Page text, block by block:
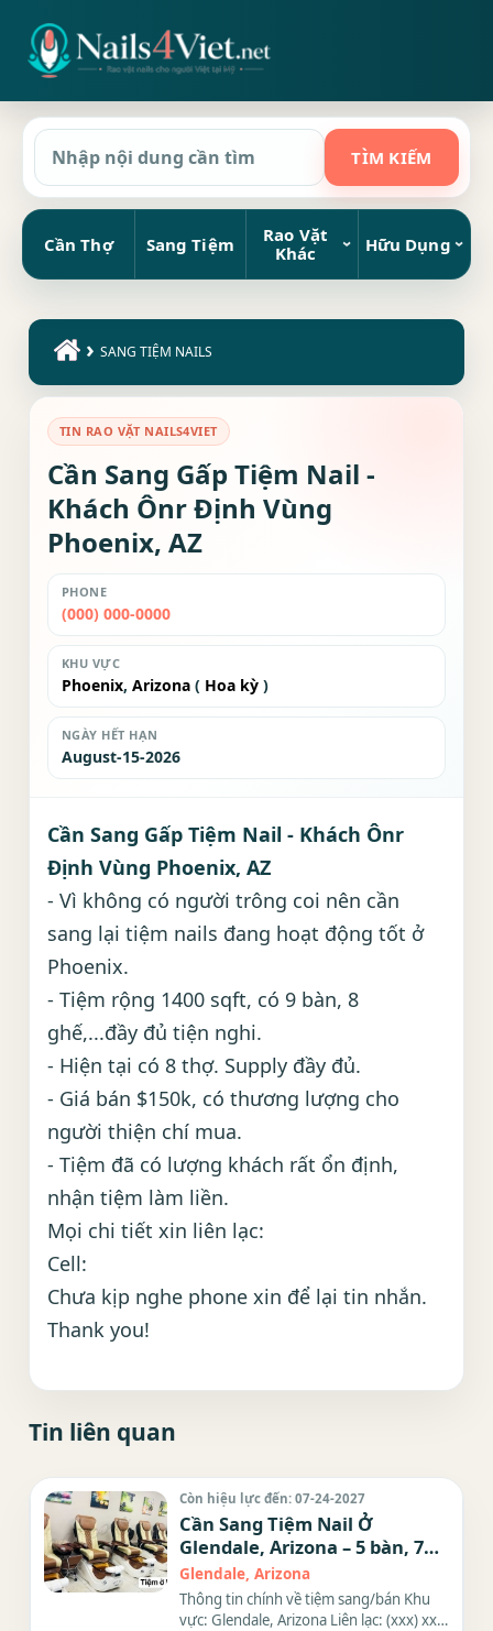
Cần Thợ Sang Tiệm
Rao Vặt
Khác
Hữu Dụng
› SANG TIỆM NAILS
TIN RAO VẶT NAILS4VIET
Cần Sang Gấp Tiệm Nail -
Khách Ônr Định Vùng
Phoenix, AZ
PHONE
(000) 000-0000
KHU VỰC
Phoenix, Arizona ( Hoa kỳ )
NGÀY HẾT HẠN
August-15-2026
Cần Sang Gấp Tiệm Nail - Khách Ônr
Định Vùng Phoenix, AZ
- Vì không có người trông coi nên cần
sang lại tiệm nails đang hoạt động tốt ở
Phoenix.
- Tiệm rộng 1400 sqft, có 9 bàn, 8
ghế,...đầy đủ tiện nghi.
- Hiện tại có 8 thợ. Supply đầy đủ.
- Giá bán $150k, có thương lượng cho
người thiện chí mua.
- Tiệm đã có lượng khách rất ổn định,
nhận tiệm làm liền.
Mọi chi tiết xin liên lạc:
Cell:
Chưa kịp nghe phone xin để lại tin nhắn.
Thank you!
Tin liên quan
Còn hiệu lực đến: 07-24-2027
Cần Sang Tiệm Nail Ở
Glendale, Arizona – 5 bàn, 7
ghế
Glendale, Arizona
Thông tin chính về tiệm sang/bán Khu
vực: Glendale, Arizona Liên lạc: (xxx) xxx-